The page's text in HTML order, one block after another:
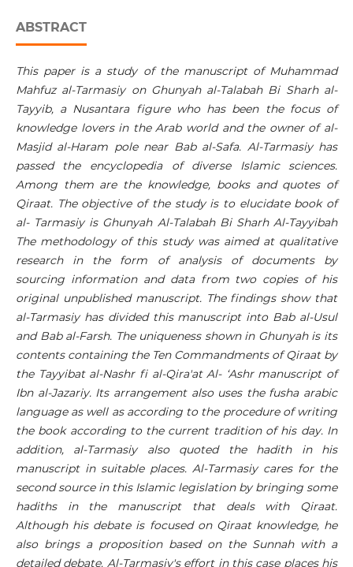
ABSTRACT
This paper is a study of the manuscript of Muhammad
Mahfuz al-Tarmasiy on Ghunyah al-Talabah Bi Sharh al-
Tayyib, a Nusantara figure who has been the focus of
knowledge lovers in the Arab world and the owner of al-
Masjid al-Haram pole near Bab al-Safa. Al-Tarmasiy has
passed the encyclopedia of diverse Islamic sciences.
Among them are the knowledge, books and quotes of
Qiraat. The objective of the study is to elucidate book of
al- Tarmasiy is Ghunyah Al-Talabah Bi Sharh Al-Tayyibah
The methodology of this study was aimed at qualitative
research in the form of analysis of documents by
sourcing information and data from two copies of his
original unpublished manuscript. The findings show that
al-Tarmasiy has divided this manuscript into Bab al-Usul
and Bab al-Farsh. The uniqueness shown in Ghunyah is its
contents containing the Ten Commandments of Qiraat by
the Tayyibat al-Nashr fi al-Qira'at Al- ‘Ashr manuscript of
Ibn al-Jazariy. Its arrangement also uses the fusha arabic
language as well as according to the procedure of writing
the book according to the current tradition of his day. In
addition, al-Tarmasiy also quoted the hadith in his
manuscript in suitable places. Al-Tarmasiy cares for the
second source in this Islamic legislation by bringing some
hadiths in the manuscript that deals with Qiraat.
Although his debate is focused on Qiraat knowledge, he
also brings a proposition based on the Sunnah with a
detailed debate. Al-Tarmasiy's effort in this case places his